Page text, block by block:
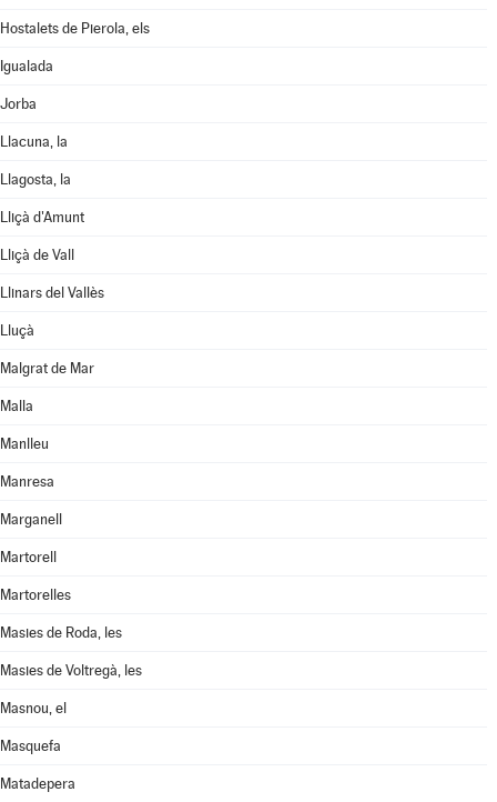
Hostalets de Pierola, els
Igualada
Jorba
Llacuna, la
Llagosta, la
Lliçà d'Amunt
Lliçà de Vall
Llinars del Vallès
Lluçà
Malgrat de Mar
Malla
Manlleu
Manresa
Marganell
Martorell
Martorelles
Masies de Roda, les
Masies de Voltregà, les
Masnou, el
Masquefa
Matadepera